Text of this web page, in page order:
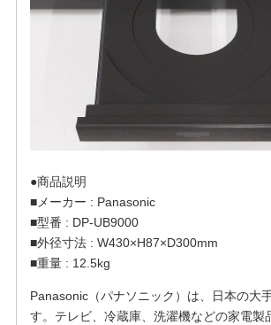
●商品説明
■メーカー : Panasonic
■型番 : DP-UB9000
■外径寸法 : W430×H87×D300mm
■重量 : 12.5kg
Panasonic（パナソニック）は、日本の大
す。テレビ、冷蔵庫、洗濯機などの家電製